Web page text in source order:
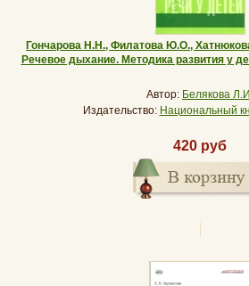
Гончарова Н.Н., Филатова Ю.О.,
Речевое дыхание. Методика развития у
Автор: Белякова
Издательство: Национальный
420 руб